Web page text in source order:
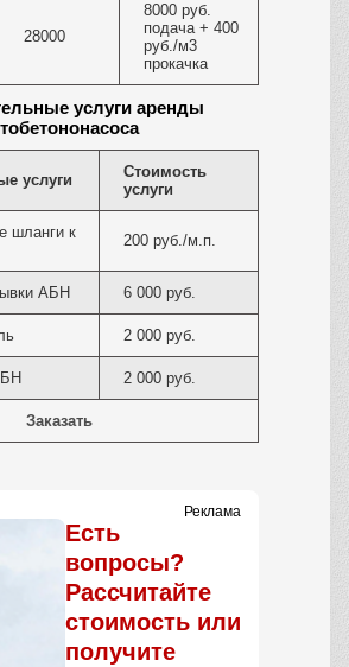
28000
8000 руб.
подача + 400
руб./м3
прокачка
услуги аренды
услуги
Стоимость
услуги
шланги к
200 руб./м.п.
АБН 6 000 руб.
2 000 руб.
2 000 руб.
Заказать
Реклама
Есть
вопросы?
Рассчитайте
стоимость или
получите